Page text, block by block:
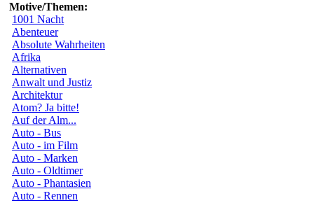
Motive/Themen:
1001 Nacht
Abenteuer
Absolute Wahrheiten
Afrika
Alternativen
Anwalt und Justiz
Architektur
Atom? Ja bitte!
Auf der Alm...
Auto - Bus
Auto - im Film
Auto - Marken
Auto - Oldtimer
Auto - Phantasien
Auto - Rennen